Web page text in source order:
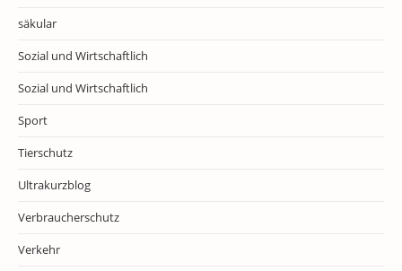
säkular
Sozial und Wirtschaftlich
Sozial und Wirtschaftlich
Sport
Tierschutz
Ultrakurzblog
Verbraucherschutz
Verkehr